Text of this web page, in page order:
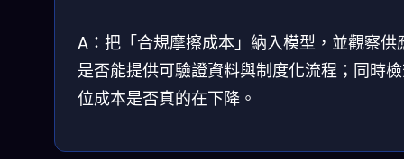
A：把「合規摩擦成本」納入模型，並觀察供
是否能提供可驗證資料與制度化流程；同時
位成本是否真的在下降。